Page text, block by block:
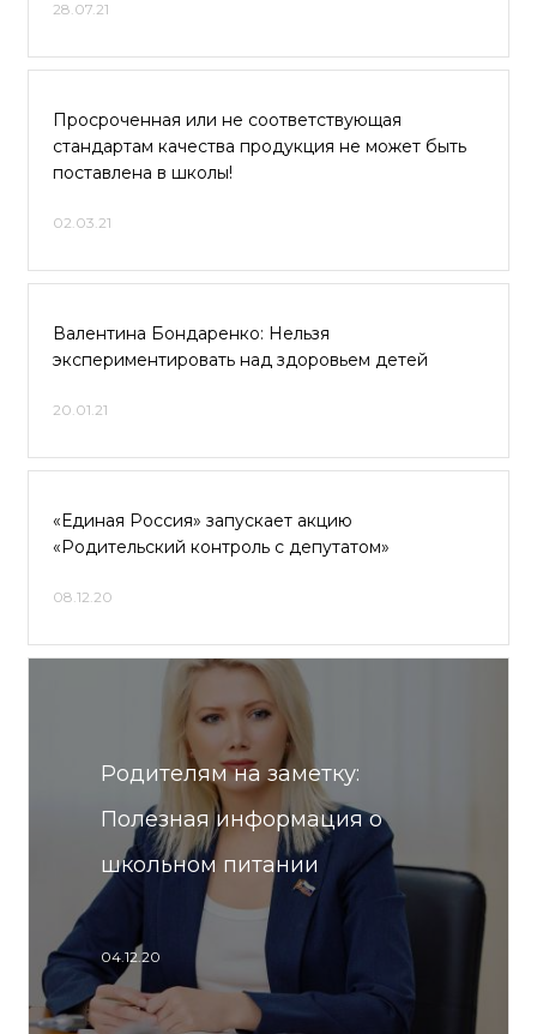
28.07.21
Просроченная или не соответствующая
стандартам качества продукция не может быть
поставлена в школы!
02.03.21
Валентина Бондаренко: Нельзя
экспериментировать над здоровьем детей
20.01.21
«Единая Россия» запускает акцию
«Родительский контроль с депутатом»
08.12.20
Родителям на заметку:
Полезная информация о
школьном питании
04.12.20